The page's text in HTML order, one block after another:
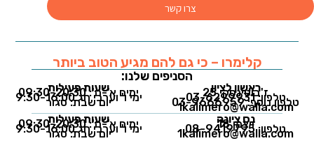
צרו קשר
קלימרו – כי גם להם מגיע הטוב ביותר
הסניפים שלנו:
ראשון לציון
ז'בוטינסקי 25טלפון: 03-6299931
טלפון נוסף: 03-9666959
1kalimero@walla.com
שעות פעילותימים א'-ה': 09:30-20:30
ימי ו' וערבי חג 9:30-16:00
יום שבת: סגור
נס ציונה
ויצמן 18טלפון: 08-9419795
1kalimero@walla.com
שעות פעילותימים א'-ה': 09:30-20:30
ימי ו' וערבי חג 9:30-16:00
יום שבת: סגור